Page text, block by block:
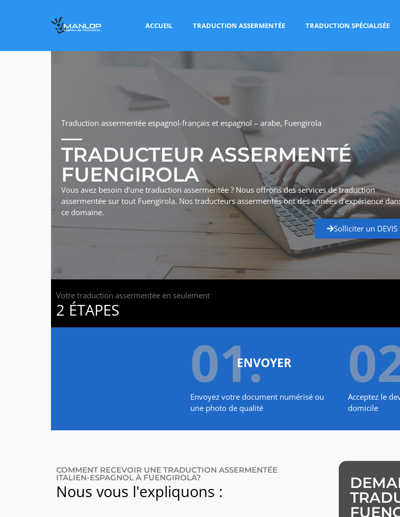
ACCUEIL TRADUCTION ASSERMENTÉE TRADUCTION SPÉCIALISÉE
Traduction assermentée espagnol-français et espagnol – arabe, Fuengirola
TRADUCTEUR ASSERMENTÉ
FUENGIROLA
Vous avez besoin d’une traduction assermentée ? Nous offrons des services de traduction
assermentée sur tout Fuengirola. Nos traducteurs assermentés ont des années d’expérience
ce domaine.
Solliciter un DEVIS
Votre traduction assermentée en seulement
2 ÉTAPES
01.ENVOYER
Envoyez votre document numérisé ou
une photo de qualité
Acceptez le
domicile
COMMENT RECEVOIR UNE TRADUCTION ASSERMENTÉE
ITALIEN-ESPAGNOL À FUENGIROLA?
Nous vous l'expliquons :